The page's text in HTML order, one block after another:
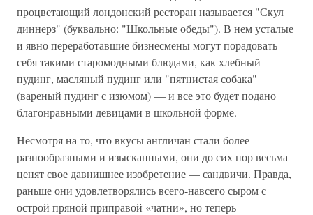
процветающий лондонский ресторан называется "Скул
диннерз" (буквально: "Школьные обеды"). В нем усталые
и явно переработавшие бизнесмены могут порадовать
себя такими старомодными блюдами, как хлебный
пудинг, масляный пудинг или "пятнистая собака"
(вареный пудинг с изюмом) — и все это будет подано
благонравными девицами в школьной форме.
Несмотря на то, что вкусы англичан стали более
разнообразными и изысканными, они до сих пор весьма
ценят свое давнишнее изобретение — сандвичи. Правда,
раньше они удовлетворялись всего-навсего сыром с
острой пряной приправой «чатни», но теперь